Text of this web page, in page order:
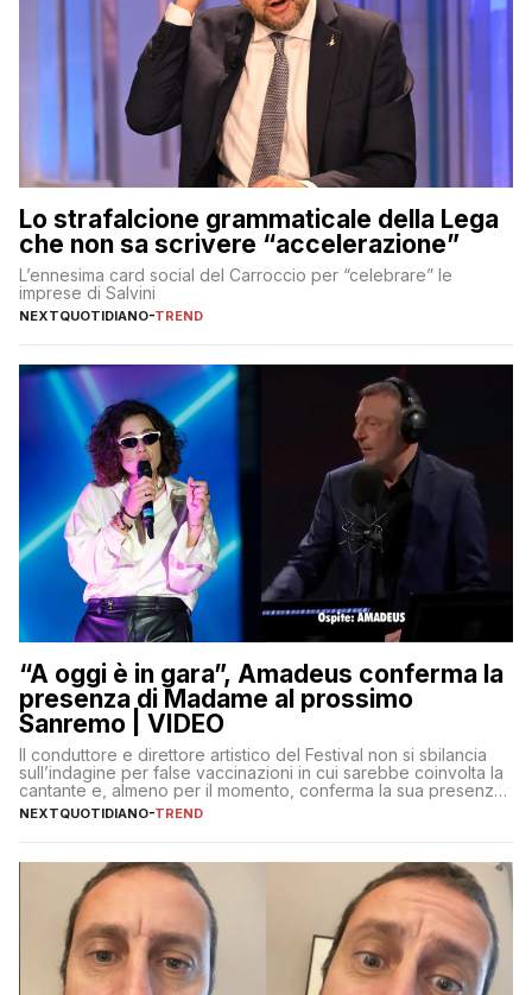
Lo strafalcione grammaticale della Lega
che non sa scrivere “accelerazione”
L’ennesima card social del Carroccio per “celebrare” le
imprese di Salvini
NEXTQUOTIDIANO-TREND
“A oggi è in gara”, Amadeus conferma la
presenza di Madame al prossimo
Sanremo | VIDEO
Il conduttore e direttore artistico del Festival non si sbilancia
sull’indagine per false vaccinazioni in cui sarebbe coinvolta la
cantante e, almeno per il momento, conferma la sua presenza
sul palco dell’Ariston
NEXTQUOTIDIANO-TREND